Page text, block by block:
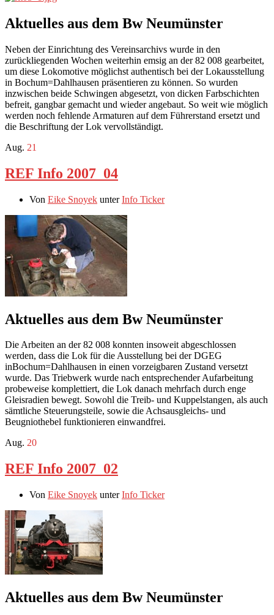
Aktuelles aus dem Bw Neumünster
Neben der Einrichtung des Vereinsarchivs wurde in den
zurückliegenden Wochen weiterhin emsig an der 82 008 gearbeitet,
um diese Lokomotive möglichst authentisch bei der Lokausstellung
in Bochum=Dahlhausen präsentieren zu können. So wurden
inzwischen beide Schwingen abgesetzt, von dicken Farbschichten
befreit, gangbar gemacht und wieder angebaut. So weit wie möglich
werden noch fehlende Armaturen auf dem Führerstand ersetzt und
die Beschriftung der Lok vervollständigt.
Aug. 21
REF Info 2007_04
Von Eike Snoyek unterInfo Ticker
Aktuelles aus dem Bw Neumünster
Die Arbeiten an der 82 008 konnten insoweit abgeschlossen
werden, dass die Lok für die Ausstellung bei der DGEG
inBochum=Dahlhausen in einen vorzeigbaren Zustand versetzt
wurde. Das Triebwerk wurde nach entsprechender Aufarbeitung
probeweise komplettiert, die Lok danach mehrfach durch enge
Gleisradien bewegt. Sowohl die Treib- und Kuppelstangen, als auch
sämtliche Steuerungsteile, sowie die Achsausgleichs- und
Beugniothebel funktionieren einwandfrei.
Aug. 20
REF Info 2007_02
Von Eike Snoyek unterInfo Ticker
Aktuelles aus dem Bw Neumünster